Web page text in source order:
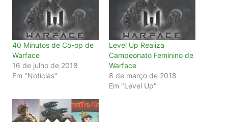
40 Minutos de Co-op de
Warface
16 de julho de 2018
Em "Notícias"
Level Up Realiza
Campeonato Feminino de
Warface
8 de março de 2018
Em "Level Up"